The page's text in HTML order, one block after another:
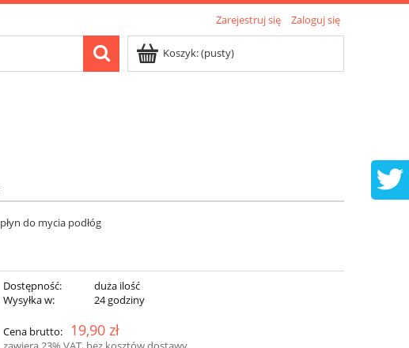
Zarejestruj się Zaloguj się
Koszyk:(pusty)
do mycia podłóg
Dostępność:
duża ilość
Wysyłka w:
24 godziny
Cena brutto: 19,90 zł